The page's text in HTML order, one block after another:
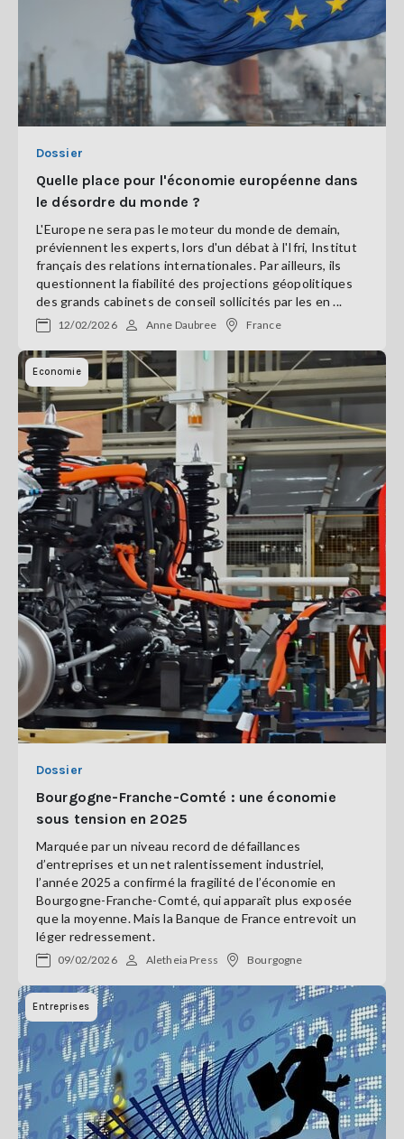
Dossier
Quelle place pour l'économie européenne dans
le désordre du monde ?
L'Europe ne sera pas le moteur du monde de demain,
préviennent les experts, lors d'un débat à l'Ifri, Institut
français des relations internationales. Par ailleurs, ils
questionnent la fiabilité des projections géopolitiques
des grands cabinets de conseil sollicités par les en ...
12/02/2026 Anne Daubree France
Economie
Dossier
Bourgogne-Franche-Comté : une économie
sous tension en 2025
Marquée par un niveau record de défaillances
d’entreprises et un net ralentissement industriel,
l’année 2025 a confirmé la fragilité de l’économie en
Bourgogne-Franche-Comté, qui apparaît plus exposée
que la moyenne. Mais la Banque de France entrevoit un
léger redressement.
09/02/2026 Aletheia Press Bourgogne
Entreprises